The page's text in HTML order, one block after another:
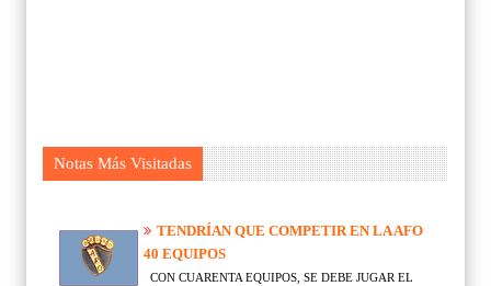
Notas Más Visitadas
TENDRÍAN QUE COMPETIR EN LA AFO
40 EQUIPOS
CON CUARENTA EQUIPOS, SE DEBE JUGAR EL